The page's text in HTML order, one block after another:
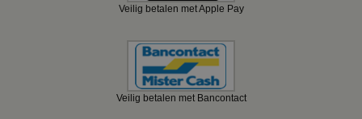
Veilig betalen met Apple Pay
Veilig betalen met Bancontact